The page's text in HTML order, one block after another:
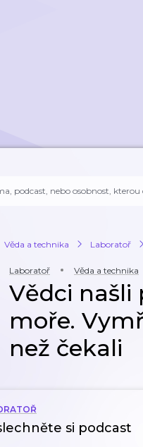
Věda a technika Laboratoř
Laboratoř Věda a technika
Vědci našli
moře.
než čekali
si podcast